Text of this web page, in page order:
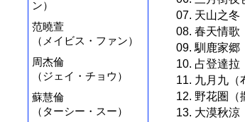
ン）
范曉萱
（メイビス・ファン）
周杰倫
（ジェイ・チョウ）
蘇慧倫
（ターシー・スー）
07. 天山之冬
08. 春天情歌
09. 馴鹿家郷
10. 占登達拉
11. 九月九（
12. 野花圏（
13. 大漠秋涼